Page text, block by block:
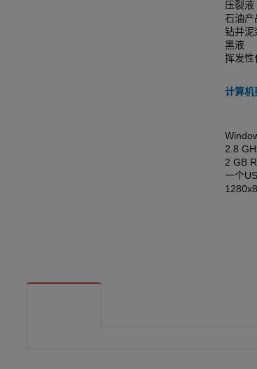
压裂液
石油产
钻井泥
黑液
挥发性
计算机
2.8
2 GB
一个